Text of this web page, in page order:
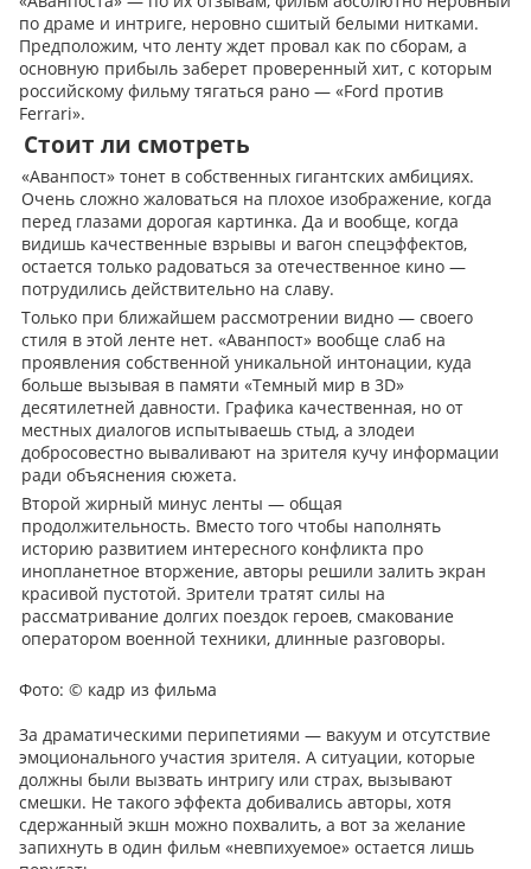
по драме и интриге, неровно сшитый белыми нитками.
Предположим, что ленту ждет провал как по сборам, а
основную прибыль заберет проверенный хит, с которым
российскому фильму тягаться рано — «Ford против
Ferrari».
Стоит ли смотреть
«Аванпост» тонет в собственных гигантских амбициях.
Очень сложно жаловаться на плохое изображение, когда
перед глазами дорогая картинка. Да и вообще, когда
видишь качественные взрывы и вагон спецэффектов,
остается только радоваться за отечественное кино —
потрудились действительно на славу.
Только при ближайшем рассмотрении видно — своего
стиля в этой ленте нет. «Аванпост» вообще слаб на
проявления собственной уникальной интонации, куда
больше вызывая в памяти «Темный мир в 3D»
десятилетней давности. Графика качественная, но от
местных диалогов испытываешь стыд, а злодеи
добросовестно вываливают на зрителя кучу информации
ради объяснения сюжета.
Второй жирный минус ленты — общая
продолжительность. Вместо того чтобы наполнять
историю развитием интересного конфликта про
инопланетное вторжение, авторы решили залить экран
красивой пустотой. Зрители тратят силы на
рассматривание долгих поездок героев, смакование
оператором военной техники, длинные разговоры.
Фото: © кадр из фильма
За драматическими перипетиями — вакуум и отсутствие
эмоционального участия зрителя. А ситуации, которые
должны были вызвать интригу или страх, вызывают
смешки. Не такого эффекта добивались авторы, хотя
сдержанный экшн можно похвалить, а вот за желание
запихнуть в один фильм «невпихуемое» остается лишь